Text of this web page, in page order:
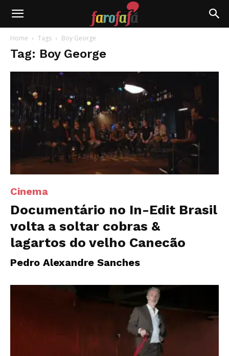
Farofafá
Home Tags Boy George
Tag: Boy George
Cinema
Documentário no In-Edit Brasil
volta a soltar cobras &
lagartos do velho Canecão
Pedro Alexandre Sanches